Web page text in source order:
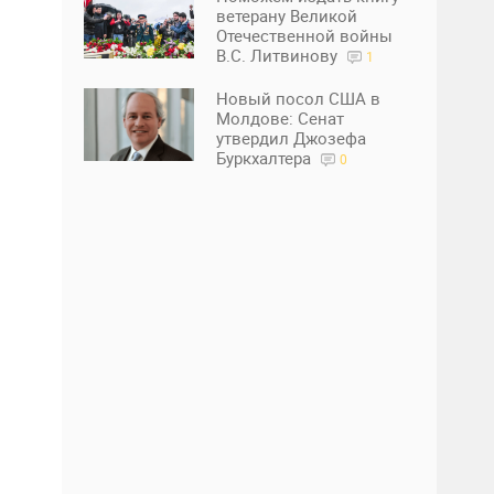
ветерану Великой
Отечественной войны
В.С. Литвинову
1
Новый посол США в
Молдове: Сенат
утвердил Джозефа
Буркхалтера
0